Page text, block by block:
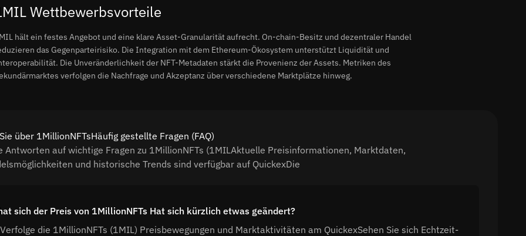
Wettbewerbsvorteile
hält ein festes Angebot und eine klare Asset-Granularität aufrecht. On-chain-Besitz und dezentraler Handel
das Gegenparteirisiko. Die Integration mit dem Ethereum-Ökosystem unterstützt Liquidität und
Die Unveränderlichkeit der NFT-Metadaten stärkt die Provenienz der Assets. Metriken des
verfolgen die Nachfrage und Akzeptanz über verschiedene Marktplätze hinweg.
über 1MillionNFTsHäufig gestellte Fragen (FAQ)
Antworten auf wichtige Fragen zu 1MillionNFTs (1MILAktuelle Preisinformationen, Marktdaten,
und historische Trends sind verfügbar auf QuickexDie
sich der Preis von 1MillionNFTs Hat sich kürzlich etwas geändert?
Verfolge die 1MillionNFTs (1MIL) Preisbewegungen und Marktaktivitäten am QuickexSehen Sie sich Echtzeit-